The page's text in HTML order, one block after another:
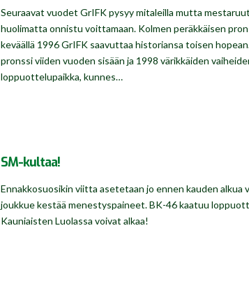
Seuraavat vuodet GrIFK pysyy mitaleilla mutta
huolimatta onnistu voittamaan. Kolmen peräkkäisen
keväällä 1996 GrIFK saavuttaa historiansa toisen
pronssi viiden vuoden sisään ja 1998 värikkäiden
loppuottelupaikka, kunnes…
SM-kultaa!
Ennakkosuosikin viitta asetetaan jo ennen kauden alkua
joukkue kestää menestyspaineet. BK-46 kaatuu
Kauniaisten Luolassa voivat alkaa!